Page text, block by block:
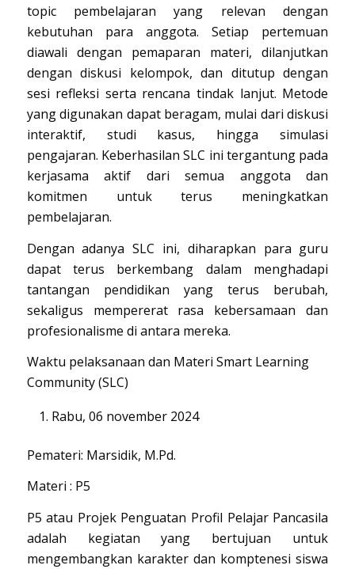
topic pembelajaran yang relevan dengan
kebutuhan para anggota. Setiap pertemuan
diawali dengan pemaparan materi, dilanjutkan
dengan diskusi kelompok, dan ditutup dengan
sesi refleksi serta rencana tindak lanjut. Metode
yang digunakan dapat beragam, mulai dari diskusi
interaktif, studi kasus, hingga simulasi
pengajaran. Keberhasilan SLC ini tergantung pada
kerjasama aktif dari semua anggota dan
komitmen untuk terus meningkatkan
pembelajaran.
Dengan adanya SLC ini, diharapkan para guru
dapat terus berkembang dalam menghadapi
tantangan pendidikan yang terus berubah,
sekaligus mempererat rasa kebersamaan dan
profesionalisme di antara mereka.
Waktu pelaksanaan dan Materi Smart Learning
Community (SLC)
Rabu, 06 november 2024
Pemateri: Marsidik, M.Pd.
Materi : P5
P5 atau Projek Penguatan Profil Pelajar Pancasila
adalah kegiatan yang bertujuan untuk
mengembangkan karakter dan komptenesi siswa